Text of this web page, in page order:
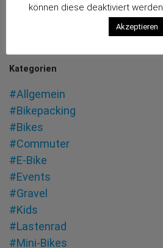
Kategorien
#Allgemein
#Bikepacking
#Bikes
#Commuter
#E-Bike
#Events
#Gravel
#Kids
#Lastenrad
#Mini-Bikes
können diese deaktiviert werden.
Akzeptieren